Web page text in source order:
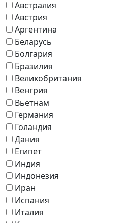
Австралия
Австрия
Аргентина
Беларусь
Болгария
Бразилия
Великобритания
Венгрия
Вьетнам
Германия
Голандия
Дания
Египет
Индия
Индонезия
Иран
Испания
Италия